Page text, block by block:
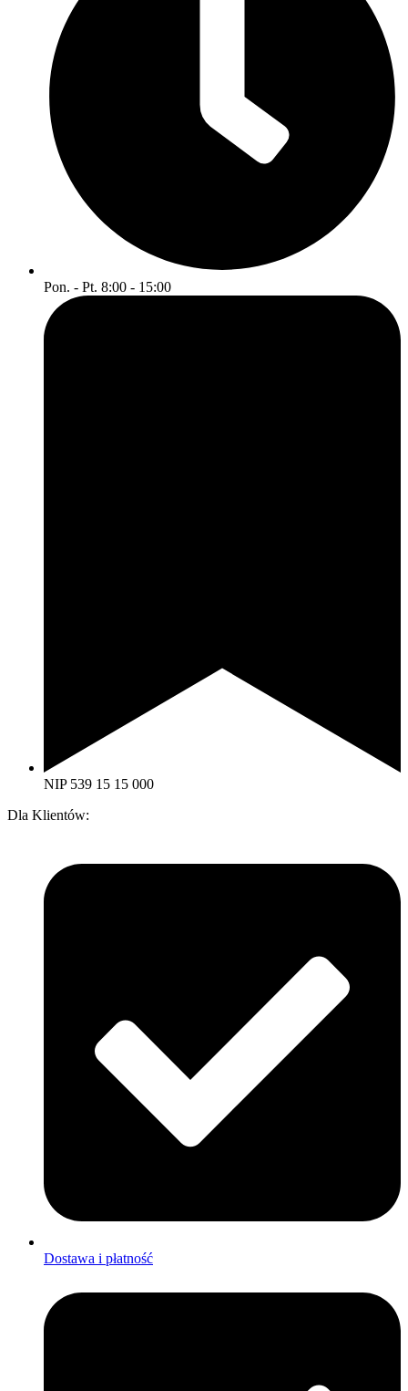
Pon. - Pt. 8:00 - 15:00
NIP 539 15 15 000
Dla Klientów:
Dostawa i płatność